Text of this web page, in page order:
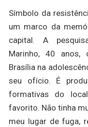
Símbolo da
um marco da
capital. A
Marinho, 40 anos,
Brasília na
seu ofício. É
formativas do
favorito. Não tinha
meu lugar de fuga,